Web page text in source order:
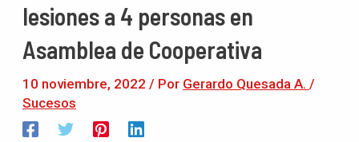
lesiones a 4 personas en
Asamblea de Cooperativa
10 noviembre, 2022 / Por Gerardo Quesada A. /
Sucesos